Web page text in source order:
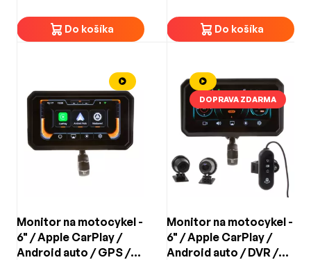
Do košíka Do košíka
Monitor na motocykel -
6" / Apple CarPlay /
Android auto / GPS /
DOPRAVA ZDARMA
Monitor na motocykel -
6" / Apple CarPlay /
Android auto / DVR /